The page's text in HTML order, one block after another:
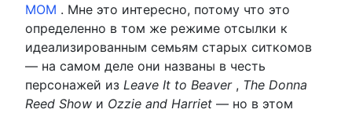
MOM . Мне это интересно, потому что это
определенно в том же режиме отсылки к
идеализированным семьям старых ситкомов
— на самом деле они названы в честь
персонажей из Leave It to Beaver, The Donna
Reed Show и Ozzie and Harriet — но в этом